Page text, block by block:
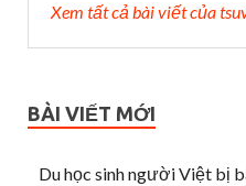
Xem tất cả bài viết của
BÀI VIẾT MỚI
Du học sinh người Việt bị